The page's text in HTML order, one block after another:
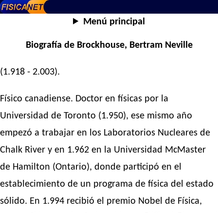
Menú principal
Biografía de Brockhouse, Bertram Neville
(1.918 - 2.003).
Físico canadiense. Doctor en físicas por la
Universidad de Toronto (1.950), ese mismo año
empezó a trabajar en los Laboratorios Nucleares de
Chalk River y en 1.962 en la Universidad McMaster
de Hamilton (Ontario), donde participó en el
establecimiento de un programa de física del estado
sólido. En 1.994 recibió el premio Nobel de Física,